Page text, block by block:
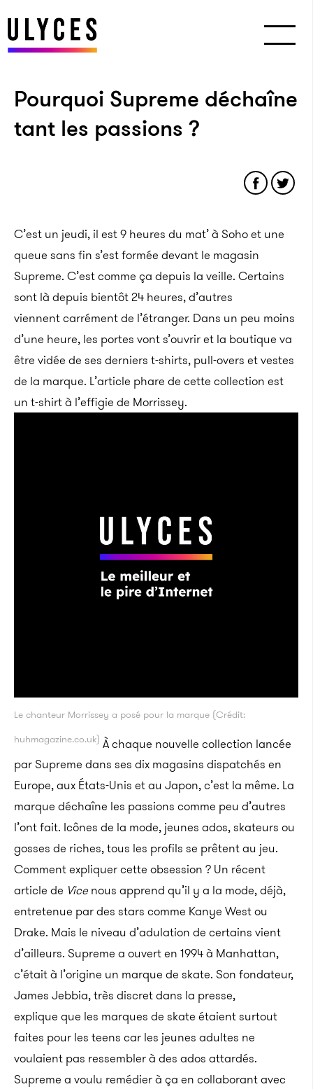
Pourquoi Supreme déchaîne
tant les passions ?
C’est un jeudi, il est 9 heures du mat’ à Soho et une
queue sans fin s’est formée devant le magasin
Supreme. C’est comme ça depuis la veille. Certains
sont là depuis bientôt 24 heures, d’autres
viennent carrément de l’étranger. Dans un peu moins
d’une heure, les portes vont s’ouvrir et la boutique va
être vidée de ses derniers t-shirts, pull-overs et vestes
de la marque. L’article phare de cette collection est
un t-shirt à l’effigie de Morrissey.
Le chanteur Morrissey a posé pour la marque (Crédit:
huhmagazine.co.uk) À chaque nouvelle collection lancée
par Supreme dans ses dix magasins dispatchés en
Europe, aux États-Unis et au Japon, c’est la même. La
marque déchaîne les passions comme peu d’autres
l’ont fait. Icônes de la mode, jeunes ados, skateurs ou
gosses de riches, tous les profils se prêtent au jeu.
Comment expliquer cette obsession ? Un récent
article de Vicenous apprend qu’il y a la mode, déjà,
entretenue par des stars comme Kanye West ou
Drake. Mais le niveau d’adulation de certains vient
d’ailleurs. Supreme a ouvert en 1994 à Manhattan,
c’était à l’origine un marque de skate. Son fondateur,
James Jebbia, très discret dans la presse,
explique que les marques de skate étaient surtout
faites pour les teens car les jeunes adultes ne
voulaient pas ressembler à des ados attardés.
Supreme a voulu remédier à ça en collaborant avec